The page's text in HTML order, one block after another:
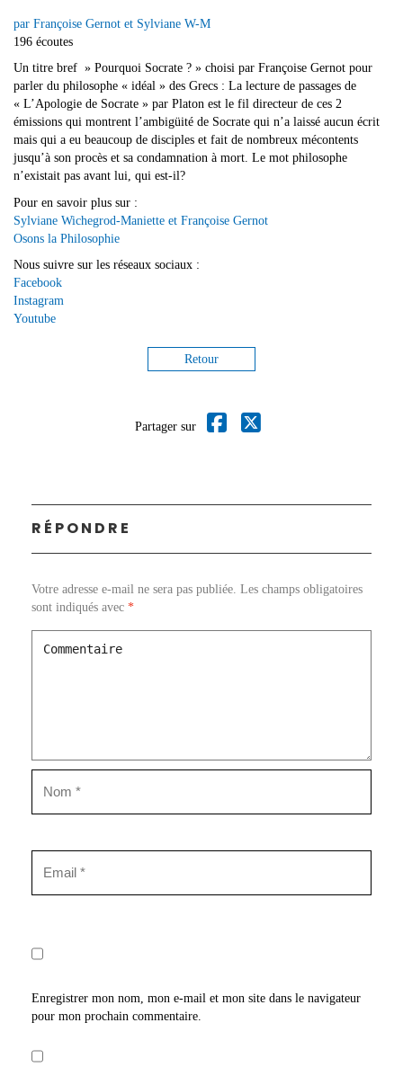
par Françoise Gernot et Sylviane W-M
196 écoutes
Un titre bref » Pourquoi Socrate ? » choisi par Françoise Gernot pour
parler du philosophe « idéal » des Grecs : La lecture de passages de
« L’Apologie de Socrate » par Platon est le fil directeur de ces 2
émissions qui montrent l’ambigüité de Socrate qui n’a laissé aucun écrit
mais qui a eu beaucoup de disciples et fait de nombreux mécontents
jusqu’à son procès et sa condamnation à mort. Le mot philosophe
n’existait pas avant lui, qui est-il?
Pour en savoir plus sur :
Sylviane Wichegrod-Maniette et Françoise Gernot
Osons la Philosophie
Nous suivre sur les réseaux sociaux :
Facebook
Instagram
Youtube
Retour
Partager sur
RÉPONDRE
Votre adresse e-mail ne sera pas publiée. Les champs obligatoires
sont indiqués avec *
Enregistrer mon nom, mon e-mail et mon site dans le navigateur
pour mon prochain commentaire.